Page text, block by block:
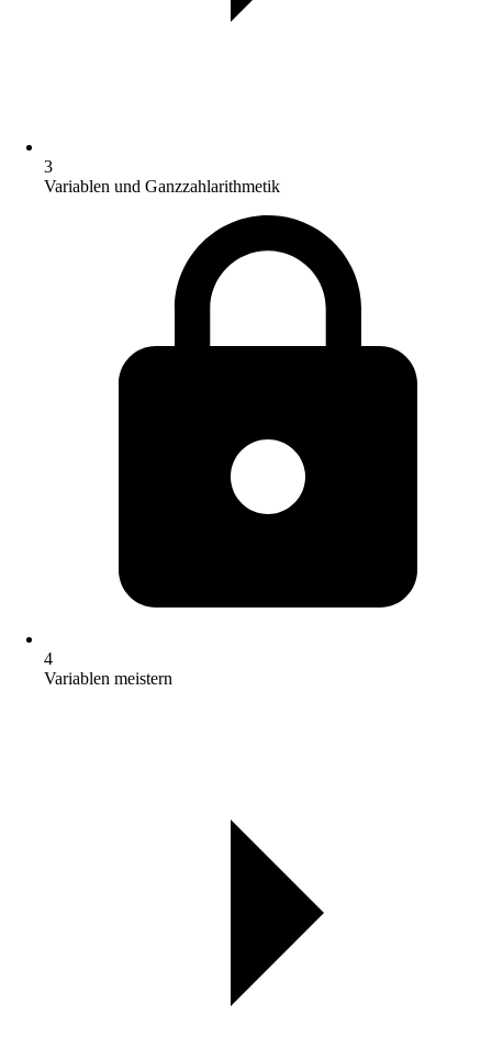
3
Variablen und Ganzzahlarithmetik
4
Variablen meistern